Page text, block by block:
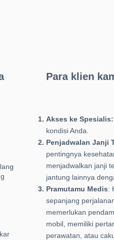
Para klien
Akses ke Spesialis:
kondisi Anda.
Penjadwalan Janji
pentingnya
menjadwalkan janji
jantung lainnya
Pramutamu Medis:
sepanjang
memerlukan
mobil, memiliki
perawatan, atau